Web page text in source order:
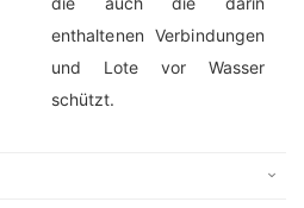
enthaltenen Verbindungen
und Lote vor Wasser
schützt.